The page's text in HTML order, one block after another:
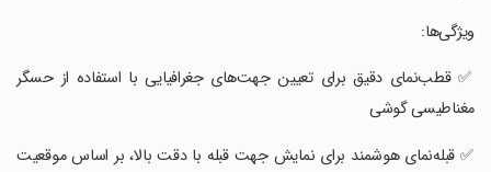
‏‏ویژگی‌ها:
‏‏✅ قطب‌نمای دقیق برای تعیین جهت‌های جغرافیایی با استفاده از حسگر
مغناطیسی گوشی
‏‏✅ قبله‌نمای هوشمند برای نمایش جهت قبله با دقت بالا، بر اساس موقعیت